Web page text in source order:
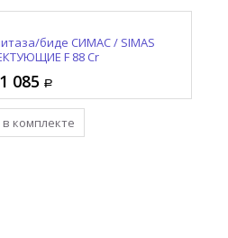
биде СИМАС / SIMAS
F 88 Cr
1 085
комплекте
СИМАС / SIMAS
VIGNONI VI 004 bia
13 990
в комплект
СИМАС / SIMAS Виньони /
VI 21 bia
47 500
комплекте